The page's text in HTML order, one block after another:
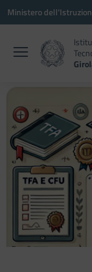
Vai ai contenuti
Vai al menu di
Vai al footer
Ministero